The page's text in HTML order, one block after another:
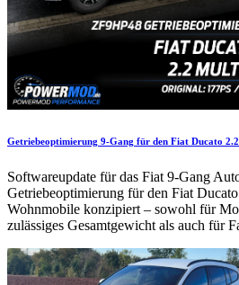
Getriebeoptimierung 9-Gang für den Fiat Ducato
Softwareupdate für das Fiat 9-Gang
Getriebeoptimierung für den Fiat
Wohnmobile konzipiert – sowohl für
zulässiges Gesamtgewicht als auch für